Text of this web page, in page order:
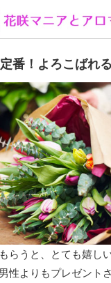
番！よろこばれ
らうと、とても嬉し
性よりもプレゼント